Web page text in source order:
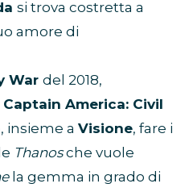
si trova costretta a
amore di
War del 2018,
Captain America: Civil
, insieme a Visione, fare i
Thanosche vuole
la gemma in grado di